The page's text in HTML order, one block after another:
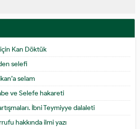
Kan Döktük
selefi
selam
ve Selefe hakareti
İbni Teymiyye dalaleti
hakkında ilmi yazı